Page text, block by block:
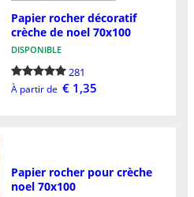
Papier rocher décoratif
crèche de noel 70x100
DISPONIBLE
281
À partir de € 1,35
Papier rocher pour crèche
noel 70x100